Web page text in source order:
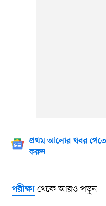
প্রথম আলোর খবর
করুন
পরীক্ষাথেকে আরও পড়ুন